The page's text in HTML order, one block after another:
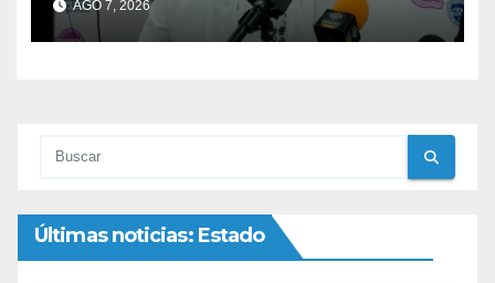
AGO 7, 2026
Últimas noticias: Estado